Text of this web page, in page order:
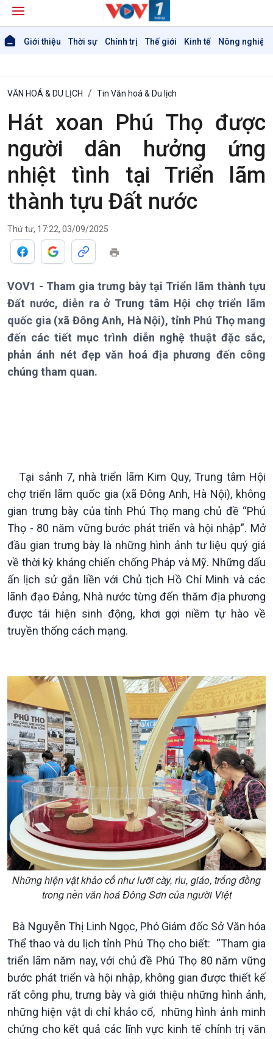
Giới thiệu Thời sự Chính trị Thế giới Kinh tế Nông nghiệp
Thời sự 12h
Thời sự 18h
Thời sự 21h30
Bản tin
Chuyên mục
Theo dòng Thời sự
Chính trị
Tin Chính trị
Chính phủ với người dân
Quốc hội với cử tri
Xây dựng đảng
Đảng trong cuộc sống
Nhận diện sự thật
Pháp luật và đời sống
Thế giới
Vấn đề quốc tế
Hồ sơ sự kiện quốc tế
Thế giới & Việt Nam
Biên cương - Một dải vững
bền
VĂN HOÁ & DU LỊCH Tin Văn hoá & Du lịch
Hát xoan Phú Thọ được
người dân hưởng ứng
nhiệt tình tại Triển lãm
thành tựu Đất nước
Thứ tư, 17:22, 03/09/2025
VOV1 - Tham gia trưng bày tại Triển lãm thành tựu
Đất nước, diễn ra ở Trung tâm Hội chợ triển lãm
quốc gia (xã Đông Anh, Hà Nội), tỉnh Phú Thọ mang
đến các tiết mục trình diễn nghệ thuật đặc sắc,
phản ánh nét đẹp văn hoá địa phương đến công
chúng tham quan.
Tại sảnh 7, nhà triển lãm Kim Quy, Trung tâm Hội
chợ triển lãm quốc gia (xã Đông Anh, Hà Nội), không
gian trưng bày của tỉnh Phú Thọ mang chủ đề “Phú
Thọ - 80 năm vững bước phát triển và hội nhập”. Mở
đầu gian trưng bày là những hình ảnh tư liệu quý giá
về thời kỳ kháng chiến chống Pháp và Mỹ. Những dấu
ấn lịch sử gắn liền với Chủ tịch Hồ Chí Minh và các
lãnh đạo Đảng, Nhà nước từng đến thăm địa phương
được tái hiện sinh động, khơi gợi niềm tự hào về
truyền thống cách mạng.
Những hiện vật khảo cổ như lưỡi cày, rìu, giáo, trống đồng
trong nền văn hoá Đông Sơn của người Việt
Bà Nguyễn Thị Linh Ngọc, Phó Giám đốc Sở Văn hóa
Thể thao và du lịch tỉnh Phú Thọ cho biết: “Tham gia
triển lãm năm nay, với chủ đề Phú Thọ 80 năm vững
bước phát triển và hội nhập, không gian được thiết kế
rất công phu, trưng bày và giới thiệu những hình ảnh,
những hiện vật di chỉ khảo cổ, những hình ảnh minh
chứng cho kết quả các lĩnh vực kinh tế chính trị văn